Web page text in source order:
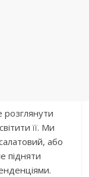
її. Ми
або
підняти